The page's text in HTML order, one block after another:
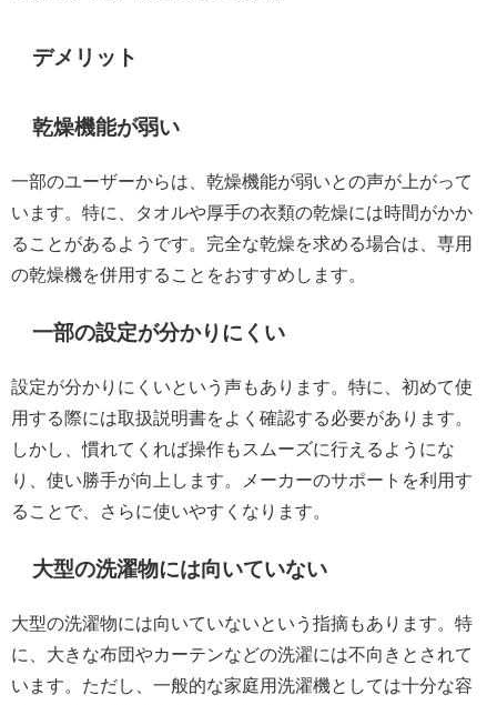
デメリット
乾燥機能が弱い
一部のユーザーからは、乾燥機能が弱いとの声が上がって
います。特に、タオルや厚手の衣類の乾燥には時間がかか
ることがあるようです。完全な乾燥を求める場合は、専用
の乾燥機を併用することをおすすめします。
一部の設定が分かりにくい
設定が分かりにくいという声もあります。特に、初めて使
用する際には取扱説明書をよく確認する必要があります。
しかし、慣れてくれば操作もスムーズに行えるようにな
り、使い勝手が向上します。メーカーのサポートを利用す
ることで、さらに使いやすくなります。
大型の洗濯物には向いていない
大型の洗濯物には向いていないという指摘もあります。特
に、大きな布団やカーテンなどの洗濯には不向きとされて
います。ただし、一般的な家庭用洗濯機としては十分な容